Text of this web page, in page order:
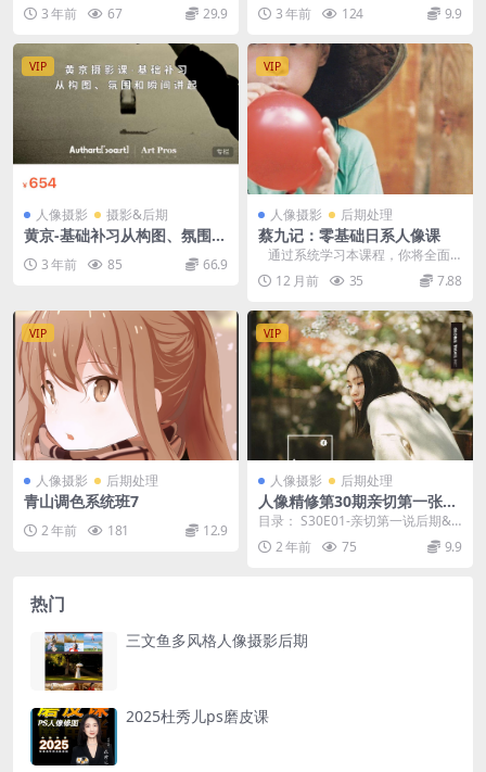
800
3 年前 67 29.9
载后才能解压.txt │ ├── ...
3 年前 124 9.9
VIP
人像摄影 摄影&后期
黄京-基础补习从构图、氛围和
3 年前 85 66.9
VIP
人像摄影 后期处理
蔡九记：零基础日系人像课
通过系统学习本课程，你将全面
掌握日系人像的拍摄技巧，包括构
图、光线运用、模...
12 月前 35 7.88
VIP
人像摄影 后期处理
青山调色系统班7
2 年前 181 12.9
VIP
人像摄影 后期处理
人像精修第30期亲切第一张蕾
KINDNESS人像精修第30期完
整版
目录： S30E01-亲切第一说后期&
肖像结构 S30E01-亲切第一说...
2 年前 75 9.9
热门
三文鱼多风格人像摄影后期
2025杜秀儿ps磨皮课